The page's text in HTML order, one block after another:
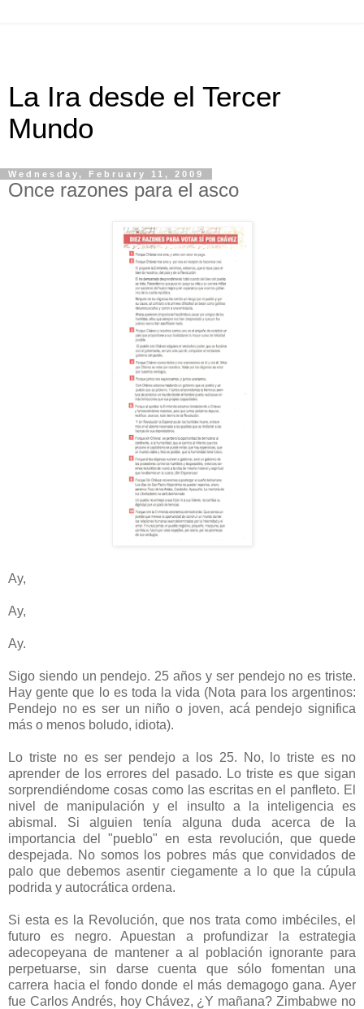
La Ira desde el Tercer
Mundo
Wednesday, February 11, 2009
Once razones para el asco
Ay,
Ay,
Ay.
Sigo siendo un pendejo. 25 años y ser pendejo no es triste.
Hay gente que lo es toda la vida (Nota para los argentinos:
Pendejo no es ser un niño o joven, acá pendejo significa
más o menos boludo, idiota).
Lo triste no es ser pendejo a los 25. No, lo triste es no
aprender de los errores del pasado. Lo triste es que sigan
sorprendiéndome cosas como las escritas en el panfleto. El
nivel de manipulación y el insulto a la inteligencia es
abismal. Si alguien tenía alguna duda acerca de la
importancia del "pueblo" en esta revolución, que quede
despejada. No somos los pobres más que convidados de
palo que debemos asentir ciegamente a lo que la cúpula
podrida y autocrática ordena.
Si esta es la Revolución, que nos trata como imbéciles, el
futuro es negro. Apuestan a profundizar la estrategia
adecopeyana de mantener a al población ignorante para
perpetuarse, sin darse cuenta que sólo fomentan una
carrera hacia el fondo donde el más demagogo gana. Ayer
fue Carlos Andrés, hoy Chávez, ¿Y mañana? Zimbabwe no